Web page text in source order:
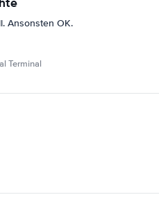
Ansonsten OK.
Terminal